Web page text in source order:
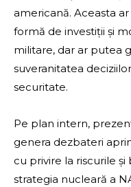
americană. Aceasta
formă de investiții și
militare, dar ar putea
suveranitatea
securitate.
Pe plan intern,
genera dezbateri
cu privire la riscurile
strategia nucleară a